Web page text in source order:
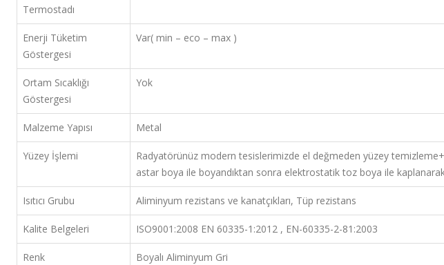
Termostadı
Enerji Tüketim
Göstergesi
Var( min – eco – max )
Ortam Sıcaklığı
Göstergesi
Yok
Malzeme Yapısı Metal
Yüzey İşlemi
Radyatörünüz modern tesislerimizde el değmeden yüzey
astar boya ile boyandıktan sonra elektrostatik toz boya ile kaplanarak
Isıtıcı Grubu Aliminyum rezistans ve kanatçıkları, Tüp rezistans
Kalite Belgeleri ISO9001:2008 EN 60335-1:2012 , EN-60335-2-81:2003
Renk Boyalı Aliminyum Gri